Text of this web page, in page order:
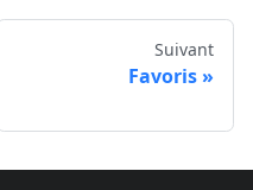
Suivant
Favoris